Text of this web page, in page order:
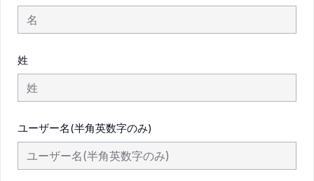
姓
ユーザー名(半角英数字のみ)